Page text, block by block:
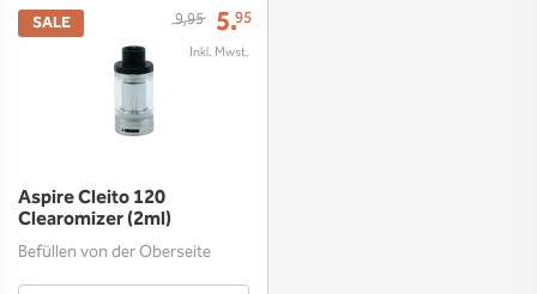
9,95 5.95
SALE
Aspire Cleito 120
Clearomizer (2ml)
Befüllen von der Oberseite